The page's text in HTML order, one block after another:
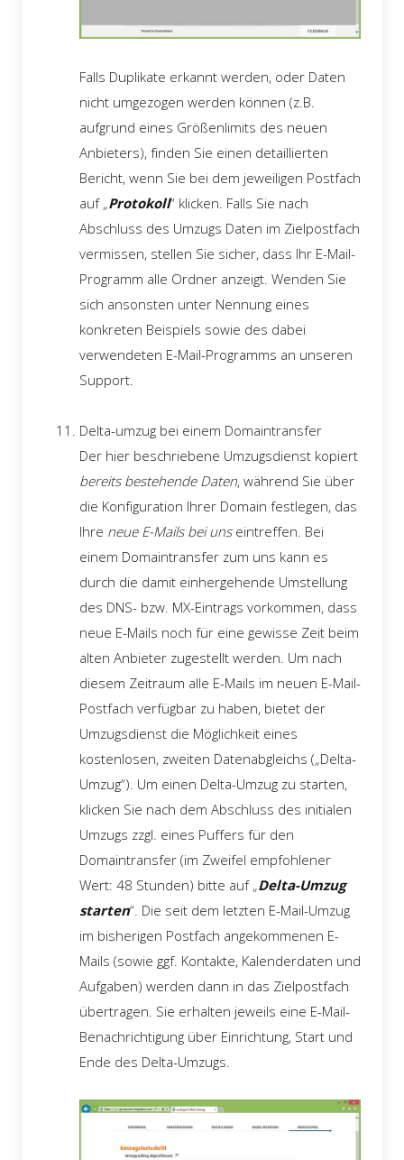
Falls Duplikate erkannt werden, oder Daten
nicht umgezogen werden können (z.B.
aufgrund eines Größenlimits des neuen
Anbieters), finden Sie einen detaillierten
Bericht, wenn Sie bei dem jeweiligen Postfach
auf „Protokoll“ klicken. Falls Sie nach
Abschluss des Umzugs Daten im Zielpostfach
vermissen, stellen Sie sicher, dass Ihr E-Mail-
Programm alle Ordner anzeigt. Wenden Sie
sich ansonsten unter Nennung eines
konkreten Beispiels sowie des dabei
verwendeten E-Mail-Programms an unseren
Support.
Delta-umzug bei einem Domaintransfer
Der hier beschriebene Umzugsdienst kopiert
bereits bestehende Daten, während Sie über
die Konfiguration Ihrer Domain festlegen, das
Ihre neue E-Mails bei unseintreffen. Bei
einem Domaintransfer zum uns kann es
durch die damit einhergehende Umstellung
des DNS- bzw. MX-Eintrags vorkommen, dass
neue E-Mails noch für eine gewisse Zeit beim
alten Anbieter zugestellt werden. Um nach
diesem Zeitraum alle E-Mails im neuen E-Mail-
Postfach verfügbar zu haben, bietet der
Umzugsdienst die Möglichkeit eines
kostenlosen, zweiten Datenabgleichs („Delta-
Umzug“). Um einen Delta-Umzug zu starten,
klicken Sie nach dem Abschluss des initialen
Umzugs zzgl. eines Puffers für den
Domaintransfer (im Zweifel empfohlener
Wert: 48 Stunden) bitte auf „Delta-Umzug
starten“. Die seit dem letzten E-Mail-Umzug
im bisherigen Postfach angekommenen E-
Mails (sowie ggf. Kontakte, Kalenderdaten und
Aufgaben) werden dann in das Zielpostfach
übertragen. Sie erhalten jeweils eine E-Mail-
Benachrichtigung über Einrichtung, Start und
Ende des Delta-Umzugs.